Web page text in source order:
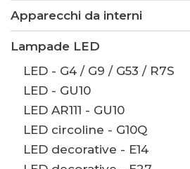
Apparecchi da interni
Lampade LED
LED - G4 / G9 / G53 / R7S
LED - GU10
LED AR111 - GU10
LED circoline - G10Q
LED decorative - E14